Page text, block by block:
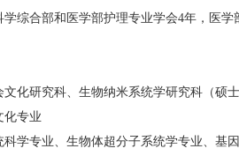
综合部和医学部护理专业学会4年，医
化研究科、生物纳米系统学研究科（硕
化专业
学专业、生物体超分子系统学专业、基